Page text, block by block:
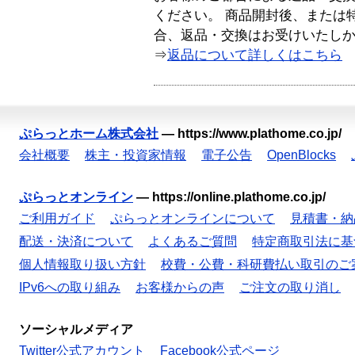
ください。 商品開封後、または
合、返品・交換はお受けいたし
⇒返品について詳しくはこちら
ぷらっとホーム株式会社 — https://www.plathome.co.jp/
会社概要
株主・投資家情報 電子公告 OpenBlocks
ぷらっとオンライン — https://online.plathome.co.jp/
ご利用ガイド
ぷらっとオンラインについて
見積書・
配送・決済について
よくあるご質問
特定商取引法に
個人情報取り扱い方針
校費・公費・科研費払い取引のご
IPv6への取り組み
お客様からの声 ご注文の取り消し
ソーシャルメディア
Twitter公式アカウント
Facebook公式ページ